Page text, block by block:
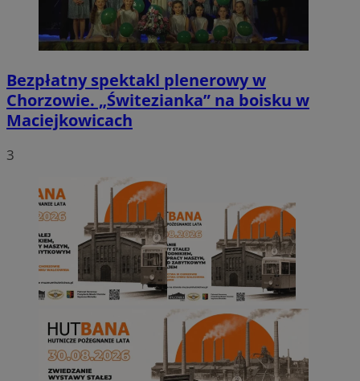
Bezpłatny spektakl plenerowy w
Chorzowie. „Świtezianka” na boisku w
Maciejkowicach
3